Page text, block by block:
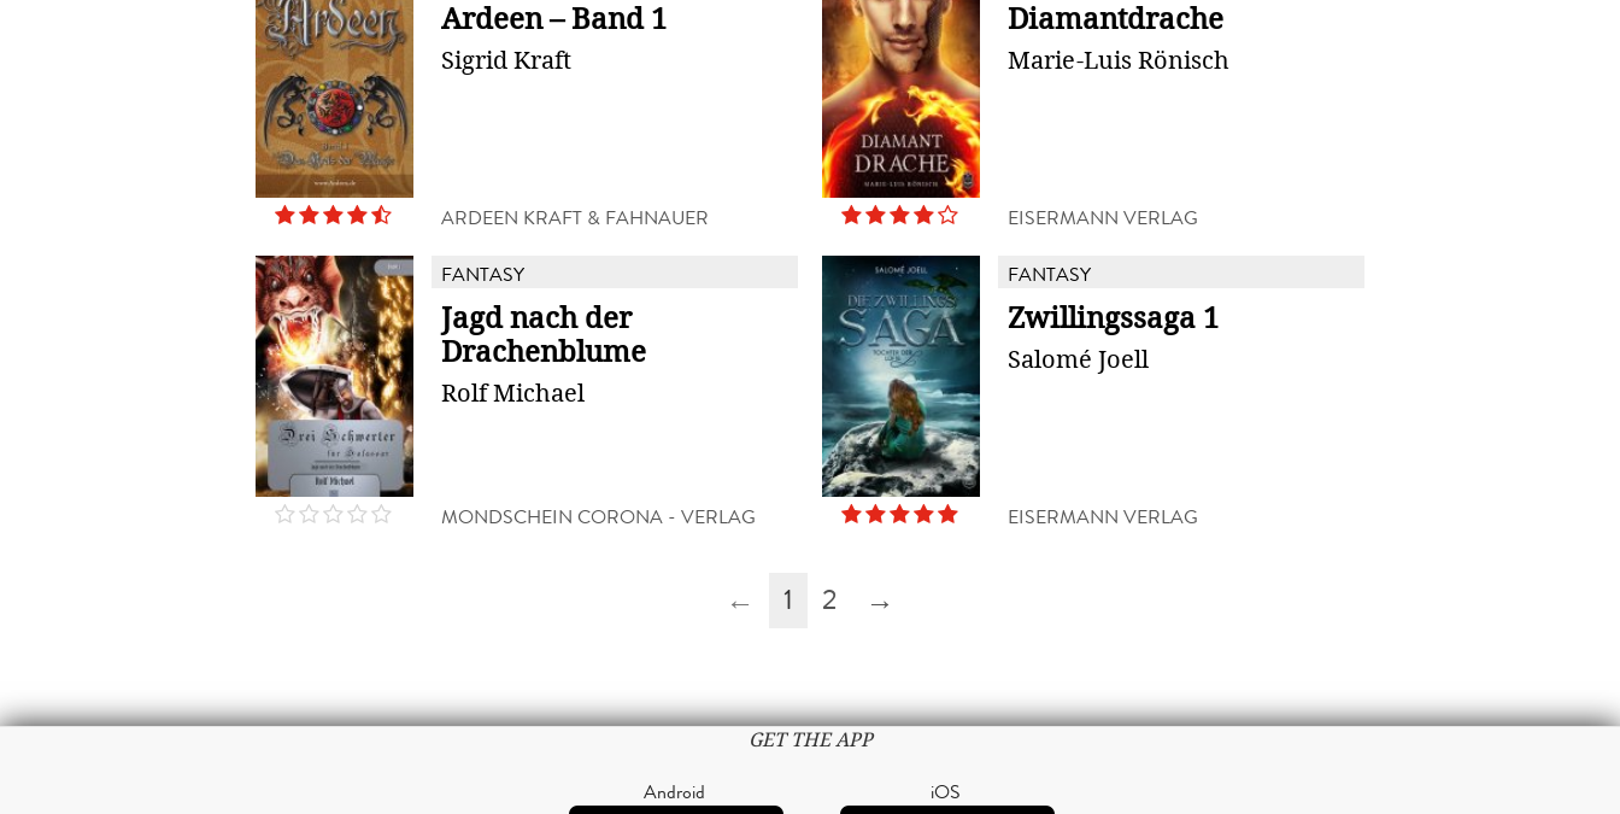
Ardeen – Band 1
Sigrid Kraft
ARDEEN KRAFT & FAHNAUER
Diamantdrache
Marie-Luis Rönisch
EISERMANN VERLAG
FANTASY
Jagd nach der
Drachenblume
Rolf Michael
MONDSCHEIN CORONA - VERLAG
FANTASY
Zwillingssaga 1
Salomé Joell
EISERMANN VERLAG
← 1 2 →
GET THE APP
Android iOS